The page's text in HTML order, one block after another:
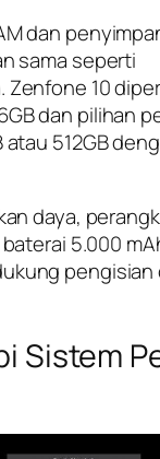
dan
sama seperti
10
dan pilihan
atau 512GB
daya,
5.000
pengisian
Sistem